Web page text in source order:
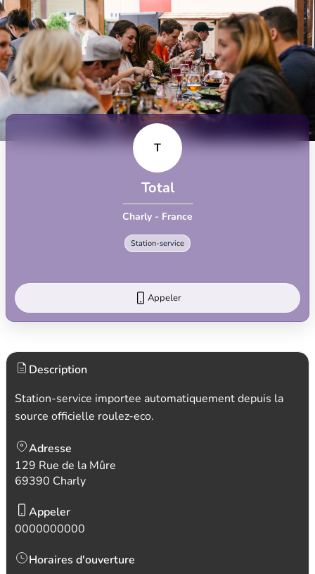
T
Total
Charly - France
Station-service
Appeler
Description
Station-service importee automatiquement depuis la
source officielle roulez-eco.
Adresse
129 Rue de la Mûre
69390 Charly
Appeler
0000000000
Horaires d'ouverture